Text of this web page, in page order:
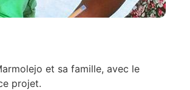
et sa famille, avec le
projet.